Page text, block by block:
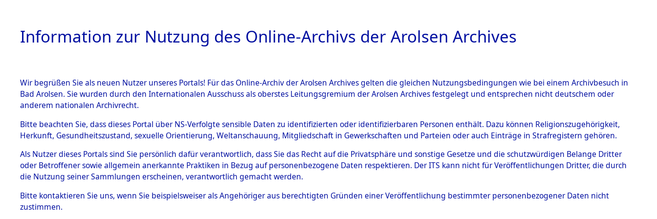
HOME BESTANDSBESCHREIBUNG ARCHIVALE ÜBERSICHT BILD
BESTÄNDE
Inhaftierungsdoku
mente
5. Verschiedenes
Todesmärsche
5.3.1 Alliierte
Ermittlungen zu den Orten Mönchkröttendorf - Nützen→0001
(84600005)→0118 (84600124)
0118 (84600124)
Information zur Nutzung des Online-Archivs der Arolsen Archives
Wir begrüßen Sie als neuen Nutzer unseres Portals! Für das Online-Archiv der Arolsen Archives gelten die gleichen Nutzungsbedingungen wie bei einem Archivbesuch in
Bad Arolsen. Sie wurden durch den Internationalen Ausschuss als oberstes Leitungsgremium der Arolsen Archives festgelegt und entsprechen nicht deutschem oder
anderem nationalen Archivrecht.
Bitte beachten Sie, dass dieses Portal über NS-Verfolgte sensible Daten zu identifizierten oder identifizierbaren Personen enthält. Dazu können Religionszugehörigkeit,
Herkunft, Gesundheitszustand, sexuelle Orientierung, Weltanschauung, Mitgliedschaft in Gewerkschaften und Parteien oder auch Einträge in Strafregistern gehören.
Als Nutzer dieses Portals sind Sie persönlich dafür verantwortlich, dass Sie das Recht auf die Privatsphäre und sonstige Gesetze und die schutzwürdigen Belange Dritter
oder Betroffener sowie allgemein anerkannte Praktiken in Bezug auf personenbezogene Daten respektieren. Der ITS kann nicht für Veröffentlichungen Dritter, die durch
die Nutzung seiner Sammlungen erscheinen, verantwortlich gemacht werden.
Bitte kontaktieren Sie uns, wenn Sie beispielsweiser als Angehöriger aus berechtigten Gründen einer Veröffentlichung bestimmter personenbezogener Daten nicht
zustimmen.